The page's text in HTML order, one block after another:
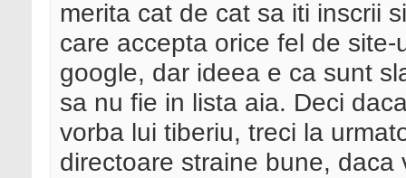
merita cat de cat sa iti inscrii
care accepta orice fel de
google, dar ideea e ca sunt
sa nu fie in lista aia. Deci
vorba lui tiberiu, treci la
directoare straine bune,